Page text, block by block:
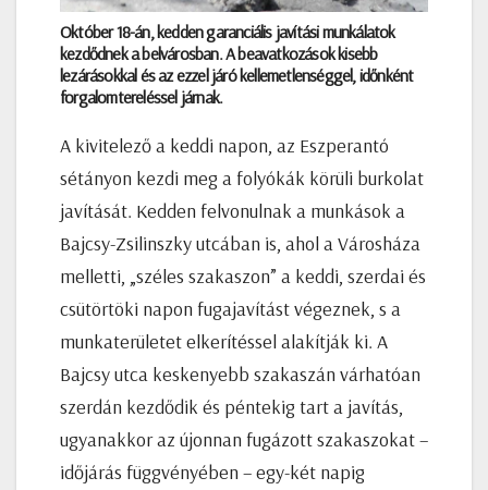
Október 18-án, kedden garanciális javítási munkálatok
kezdődnek a belvárosban. A beavatkozások kisebb
lezárásokkal és az ezzel járó kellemetlenséggel, időnként
forgalomtereléssel járnak.
A kivitelező a keddi napon, az Eszperantó
sétányon kezdi meg a folyókák körüli burkolat
javítását. Kedden felvonulnak a munkások a
Bajcsy-Zsilinszky utcában is, ahol a Városháza
melletti, „széles szakaszon” a keddi, szerdai és
csütörtöki napon fugajavítást végeznek, s a
munkaterületet elkerítéssel alakítják ki. A
Bajcsy utca keskenyebb szakaszán várhatóan
szerdán kezdődik és péntekig tart a javítás,
ugyanakkor az újonnan fugázott szakaszokat –
időjárás függvényében – egy-két napig